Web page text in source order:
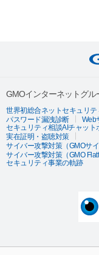
GMOインターネットグ
世界初総合ネットセキュリテ
パスワード漏洩診断
Web
セキュリティ相談AIチャット
実在証明・盗聴対策
サイバー攻撃対策（GMOサ
サイバー攻撃対策（GMO Flatt
セキュリティ事業の軌跡